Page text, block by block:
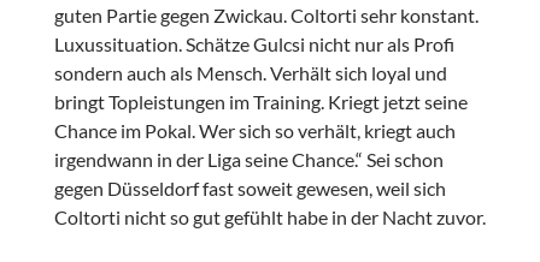
guten Partie gegen Zwickau. Coltorti sehr konstant.
Luxussituation. Schätze Gulcsi nicht nur als Profi
sondern auch als Mensch. Verhält sich loyal und
bringt Topleistungen im Training. Kriegt jetzt seine
Chance im Pokal. Wer sich so verhält, kriegt auch
irgendwann in der Liga seine Chance.“ Sei schon
gegen Düsseldorf fast soweit gewesen, weil sich
Coltorti nicht so gut gefühlt habe in der Nacht zuvor.